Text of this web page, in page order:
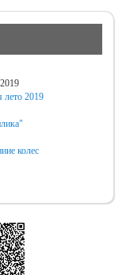
лето 2019
колес